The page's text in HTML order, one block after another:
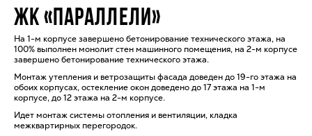
ЖК «ПАРАЛЛЕЛИ»
На 1-м корпусе завершено бетонирование технического этажа, на
100% выполнен монолит стен машинного помещения, на 2-м корпусе
завершено бетонирование технического этажа.
Монтаж утепления и ветрозащиты фасада доведен до 19-го этажа на
обоих корпусах, остекление окон доведено до 17 этажа на 1-м
корпусе, до 12 этажа на 2-м корпусе.
Идет монтаж системы отопления и вентиляции, кладка
межквартирных перегородок.